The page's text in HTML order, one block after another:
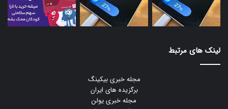
لینک های مرتبط
مجله خبری بیکینگ
برگزیده های ایران
مجله خبری یولن